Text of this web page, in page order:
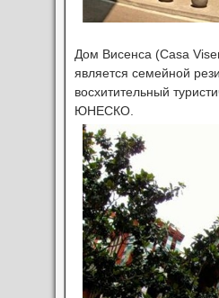
Дом Висенса (Casa
является семейной
восхитительный
ЮНЕСКО.